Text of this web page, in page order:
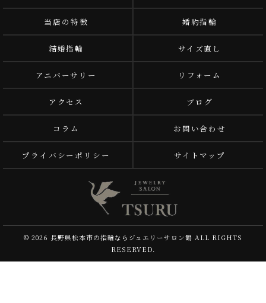
当店の特徴 婚約指輪
結婚指輪 サイズ直し
アニバーサリー リフォーム
アクセス ブログ
コラム お問い合わせ
プライバシーポリシー サイトマップ
© 2026 長野県松本市の指輪ならジュエリーサロン鶴 ALL RIGHTS
RESERVED.